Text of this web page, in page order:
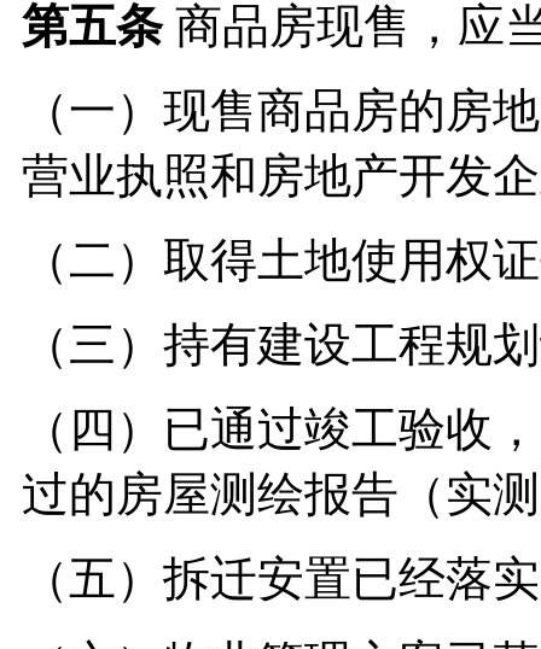
第五条 商品房现售，应
（一）现售商品房的房
营业执照和房地产开发
（二）取得土地使用权
（三）持有建设工程规
（四）已通过竣工验收
过的房屋测绘报告（实
（五）拆迁安置已经落